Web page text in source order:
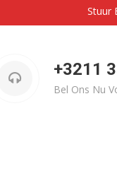
Stuur
+3211
Bel Ons Nu